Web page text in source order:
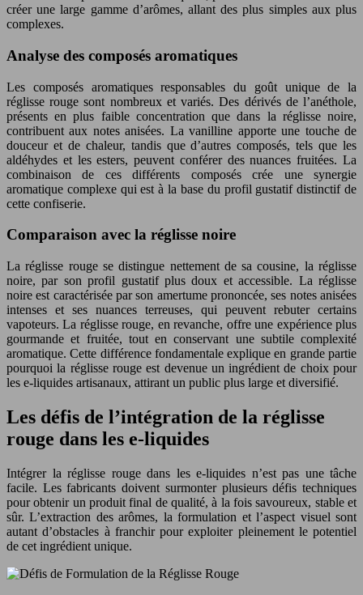
créer une large gamme d’arômes, allant des plus simples aux plus
complexes.
Analyse des composés aromatiques
Les composés aromatiques responsables du goût unique de la
réglisse rouge sont nombreux et variés. Des dérivés de l’anéthole,
présents en plus faible concentration que dans la réglisse noire,
contribuent aux notes anisées. La vanilline apporte une touche de
douceur et de chaleur, tandis que d’autres composés, tels que les
aldéhydes et les esters, peuvent conférer des nuances fruitées. La
combinaison de ces différents composés crée une synergie
aromatique complexe qui est à la base du profil gustatif distinctif de
cette confiserie.
Comparaison avec la réglisse noire
La réglisse rouge se distingue nettement de sa cousine, la réglisse
noire, par son profil gustatif plus doux et accessible. La réglisse
noire est caractérisée par son amertume prononcée, ses notes anisées
intenses et ses nuances terreuses, qui peuvent rebuter certains
vapoteurs. La réglisse rouge, en revanche, offre une expérience plus
gourmande et fruitée, tout en conservant une subtile complexité
aromatique. Cette différence fondamentale explique en grande partie
pourquoi la réglisse rouge est devenue un ingrédient de choix pour
les e-liquides artisanaux, attirant un public plus large et diversifié.
Les défis de l’intégration de la réglisse
rouge dans les e-liquides
Intégrer la réglisse rouge dans les e-liquides n’est pas une tâche
facile. Les fabricants doivent surmonter plusieurs défis techniques
pour obtenir un produit final de qualité, à la fois savoureux, stable et
sûr. L’extraction des arômes, la formulation et l’aspect visuel sont
autant d’obstacles à franchir pour exploiter pleinement le potentiel
de cet ingrédient unique.